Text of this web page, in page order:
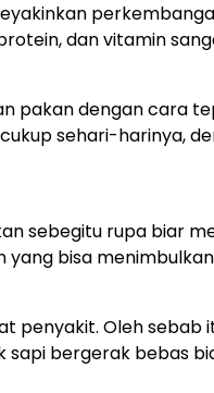
dan vitamin
pakan dengan cara
sehari-harinya,
sebegitu rupa biar
yang bisa
penyakit. Oleh sebab
sapi bergerak bebas